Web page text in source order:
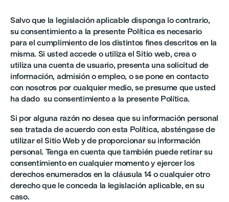
Salvo que la legislación aplicable disponga lo contrario,
su consentimiento a la presente Política es necesario
para el cumplimiento de los distintos fines descritos en la
misma. Si usted accede o utiliza el Sitio web, crea o
utiliza una cuenta de usuario, presenta una solicitud de
información, admisión o empleo, o se pone en contacto
con nosotros por cualquier medio, se presume que usted
ha dado su consentimiento a la presente Política.
Si por alguna razón no desea que su información personal
sea tratada de acuerdo con esta Política, absténgase de
utilizar el Sitio Web y de proporcionar su información
personal. Tenga en cuenta que también puede retirar su
consentimiento en cualquier momento y ejercer los
derechos enumerados en la cláusula 14 o cualquier otro
derecho que le conceda la legislación aplicable, en su
caso.